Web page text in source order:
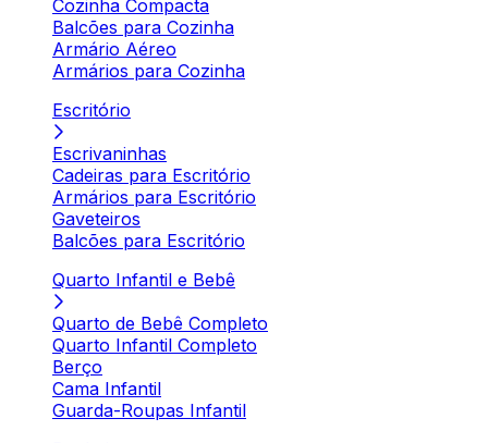
Cozinha Compacta
Balcões para Cozinha
Armário Aéreo
Armários para Cozinha
Escritório
Escrivaninhas
Cadeiras para Escritório
Armários para Escritório
Gaveteiros
Balcões para Escritório
Quarto Infantil e Bebê
Quarto de Bebê Completo
Quarto Infantil Completo
Berço
Cama Infantil
Guarda-Roupas Infantil